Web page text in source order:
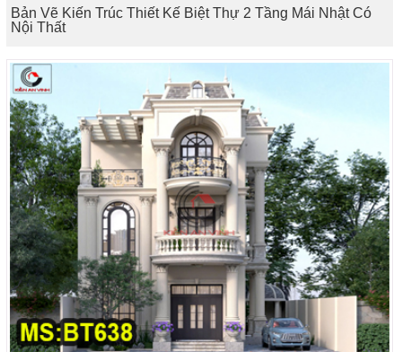
Bản Vẽ Kiến Trúc Thiết Kế Biệt Thự 2 Tầng Mái Nhật Có
Nội Thất